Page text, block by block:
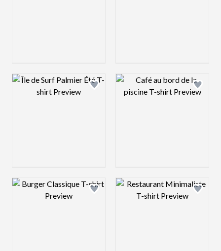
Design preview image Design preview
Design preview image Design preview